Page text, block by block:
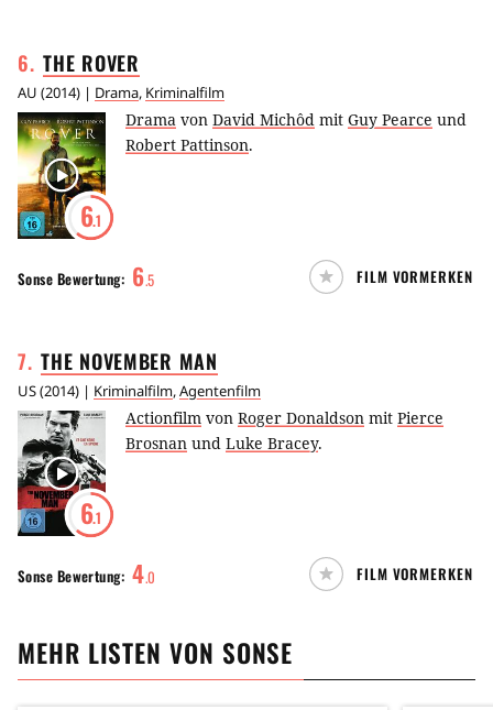
6. THE ROVER
AU (2014) | Drama, Kriminalfilm
6.1
Drama von David Michôd mit Guy Pearce und
Robert Pattinson.
Sonse Bewertung: 6.5 FILM VORMERKEN
7. THE NOVEMBER MAN
US(2014) | Kriminalfilm,Agentenfilm
6.1
Actionfilm von Roger Donaldson mit Pierce
Brosnan und Luke Bracey.
Sonse Bewertung: 4.0 FILM VORMERKEN
MEHR LISTEN VON SONSE